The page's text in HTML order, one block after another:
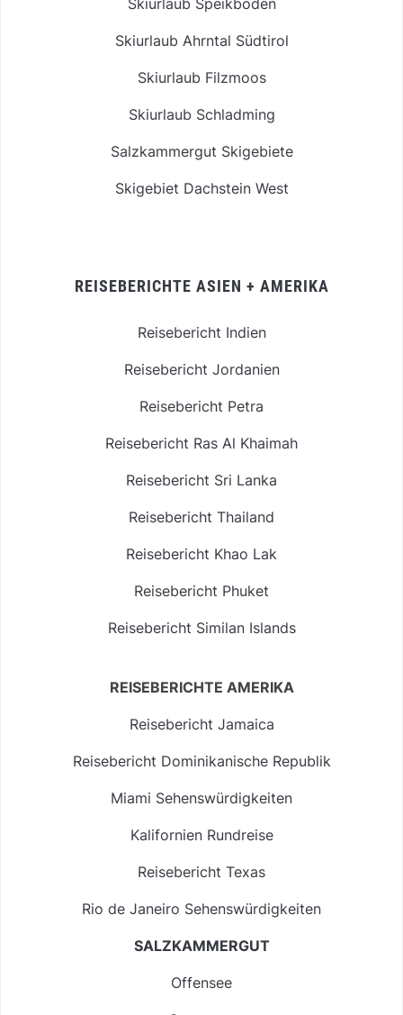
Skiurlaub Ahrntal Südtirol
Skiurlaub Filzmoos
Skiurlaub Schladming
Salzkammergut Skigebiete
Skigebiet Dachstein West
REISEBERICHTE ASIEN + AMERIKA
Reisebericht Indien
Reisebericht Jordanien
Reisebericht Petra
Reisebericht Ras Al Khaimah
Reisebericht Sri Lanka
Reisebericht Thailand
Reisebericht Khao Lak
Reisebericht Phuket
Reisebericht Similan Islands
REISEBERICHTE AMERIKA
Reisebericht Jamaica
Reisebericht Dominikanische Republik
Miami Sehenswürdigkeiten
Kalifornien Rundreise
Reisebericht Texas
Rio de Janeiro Sehenswürdigkeiten
SALZKAMMERGUT
Offensee